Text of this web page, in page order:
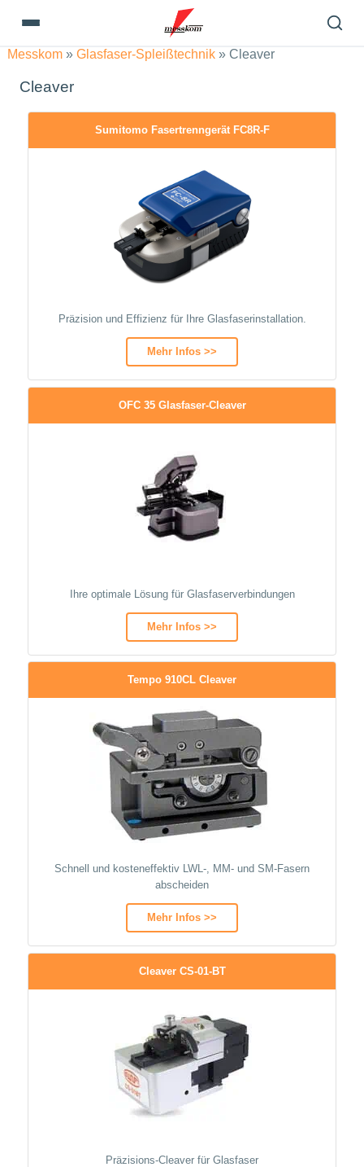
Messkom » Glasfaser-Spleißtechnik » Cleaver
Cleaver
Sumitomo Fasertrenngerät FC8R-F
Präzision und Effizienz für Ihre Glasfaserinstallation.
Mehr Infos >>
OFC 35 Glasfaser-Cleaver
Ihre optimale Lösung für Glasfaserverbindungen
Mehr Infos >>
Tempo 910CL Cleaver
Schnell und kosteneffektiv LWL-, MM- und SM-Fasern
abscheiden
Mehr Infos >>
Cleaver CS-01-BT
Präzisions-Cleaver für Glasfaser